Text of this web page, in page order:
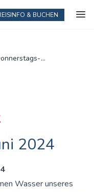
& BUCHEN
2024
Wasser unseres